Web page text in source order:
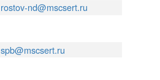
rostov-nd@mscsert.ru
spb@mscsert.ru